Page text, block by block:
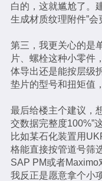
白的，这就尴尬了。
生成材质纹理附件”会
第三，我更关心的是
片、螺栓这种小零件
体导出还是能按层级
垫片的型号和扭矩值
最后给楼主个建议，
交数据完整度100%”
比如某石化装置用
格能直接按管道号筛
SAP PM或者Maximo
我反正是愿意拿个小